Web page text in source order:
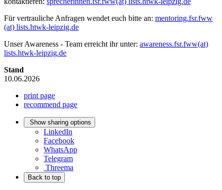
Für vertrauliche Anfragen wendet euch bitte an: mentoring.fsr.fww
(at) lists.htwk-leipzig.de
Unser Awareness - Team erreicht ihr unter: awareness.fsr.fww(at)
lists.htwk-leipzig.de
Stand
10.06.2026
print page
recommend page
Show sharing options
LinkedIn
Facebook
WhatsApp
Telegram
Threema
Back to top